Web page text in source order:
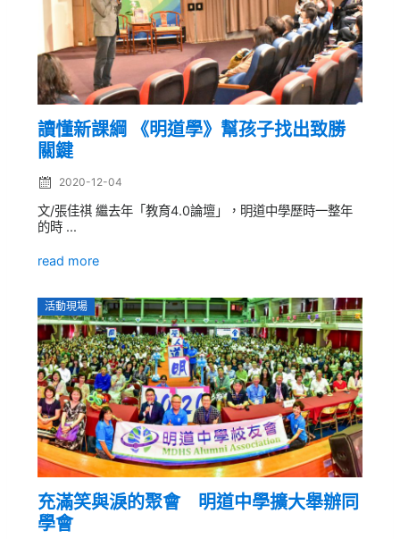
讀懂新課綱 《明道學》幫孩子找出致勝
關鍵
2020-12-04
文/張佳祺 繼去年「教育4.0論壇」，明道中學歷時一整年
的時 ...
read more
活動現場
充滿笑與淚的聚會 明道中學擴大舉辦同
學會